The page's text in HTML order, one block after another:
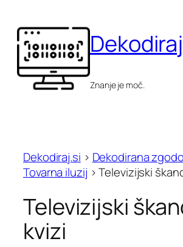
content
Znanje je moč.
Dekodiraj.si > Dekodirana
Tovarna iluzij >Televizijski
Televizijski
kvizi